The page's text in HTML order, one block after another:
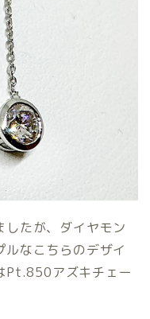
たが、ダイヤモン
ルなこちらのデザイ
Pt.850アズキチェー